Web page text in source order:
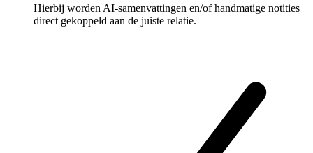
Hierbij worden AI-samenvattingen en/of handmatige notities
direct gekoppeld aan de juiste relatie.